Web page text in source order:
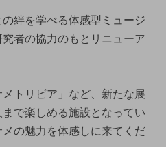
絆を学べる体感型ミュージ
者の協力のもとリニューア
メトリビア」など、新たな展
で楽しめる施設となってい
の魅力を体感しに来てくだ